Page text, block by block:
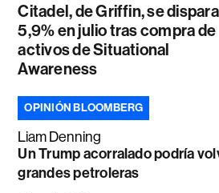
Citadel, de Griffin, se dispara
5,9% en julio tras compra de
activos de Situational
Awareness
OPINIÓN BLOOMBERG
Liam Denning
Un Trump acorralado podría
grandes petroleras